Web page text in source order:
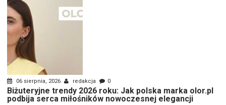
06 sierpnia, 2026 redakcja 0
Biżuteryjne trendy 2026 roku: Jak polska marka olor.pl
podbija serca miłośników nowoczesnej elegancji